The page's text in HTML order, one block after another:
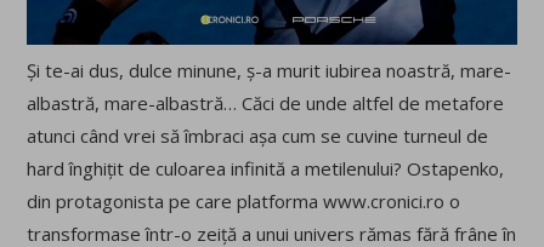
Și te-ai dus, dulce minune, ș-a murit iubirea noastră, mare-
albastră, mare-albastră… Căci de unde altfel de metafore
atunci când vrei să îmbraci așa cum se cuvine turneul de
hard înghițit de culoarea infinită a metilenului? Ostapenko,
din protagonista pe care platforma www.cronici.ro o
transformase într-o zeiță a unui univers rămas fără frâne în